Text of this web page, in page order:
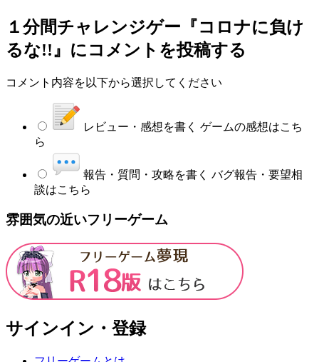
１分間チャレンジゲー『コロナに負け
るな!!』 にコメントを投稿する
コメント内容を以下から選択してください
レビュー・感想を書く ゲームの感想はこち
ら
報告・質問・攻略を書く バグ報告・要望相
談はこちら
雰囲気の近いフリーゲーム
サインイン・登録